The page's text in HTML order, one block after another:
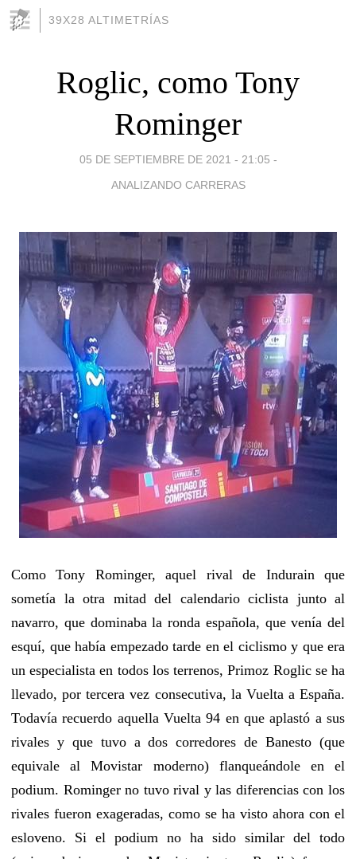
39X28 ALTIMETRÍAS
Roglic, como Tony
Rominger
05 DE SEPTIEMBRE DE 2021 - 21:05 -
ANALIZANDO CARRERAS
Como Tony Rominger, aquel rival de Indurain que
sometía la otra mitad del calendario ciclista junto al
navarro, que dominaba la ronda española, que venía del
esquí, que había empezado tarde en el ciclismo y que era
un especialista en todos los terrenos, Primoz Roglic se ha
llevado, por tercera vez consecutiva, la Vuelta a España.
Todavía recuerdo aquella Vuelta 94 en que aplastó a sus
rivales y que tuvo a dos corredores de Banesto (que
equivale al Movistar moderno) flanqueándole en el
podium. Rominger no tuvo rival y las diferencias con los
rivales fueron exageradas, como se ha visto ahora con el
esloveno. Si el podium no ha sido similar del todo